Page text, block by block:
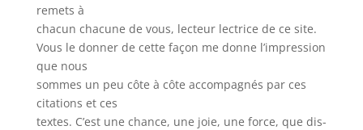
remets à
chacun chacune de vous, lecteur lectrice de ce site.
Vous le donner de cette façon me donne l’impression
que nous
sommes un peu côte à côte accompagnés par ces
citations et ces
textes. C’est une chance, une joie, une force, que dis-